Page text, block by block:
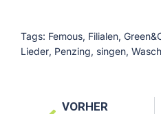
Tags: Femous, Filialen,
Lieder, Penzing, singen,
VORHER